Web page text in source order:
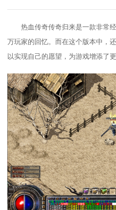
热血传奇传奇归来是一款非常
万玩家的回忆。而在这个版本中，
以实现自己的愿望，为游戏增添了更